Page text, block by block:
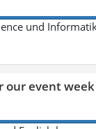
und
event week